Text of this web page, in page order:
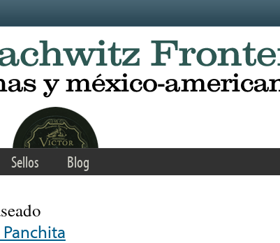
Sellos Blog
Panchita